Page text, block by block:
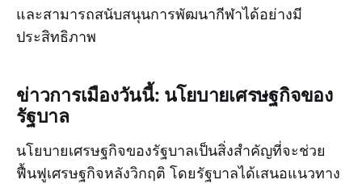
และสามารถสนับสนุนการพัฒนากีฬาได้อย่างมี
ประสิทธิภาพ
ข่าวการเมืองวันนี้: นโยบายเศรษฐกิจของ
รัฐบาล
นโยบายเศรษฐกิจของรัฐบาลเป็นสิ่งสำคัญที่จะช่วย
ฟื้นฟูเศรษฐกิจหลังวิกฤติ โดยรัฐบาลได้เสนอแนวทาง